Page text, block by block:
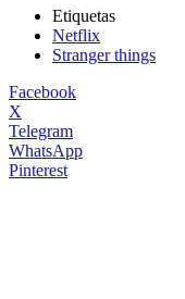
Etiquetas
Netflix
Stranger things
Facebook
X
Telegram
WhatsApp
Pinterest